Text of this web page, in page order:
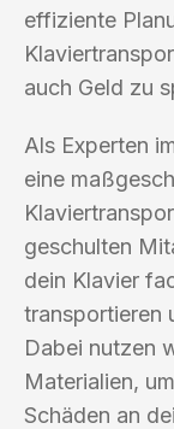
effiziente
auch Geld zu
Als Experten
eine
geschulten
dein Klavier
transportieren
Dabei nutzen
Materialien,
Schäden an